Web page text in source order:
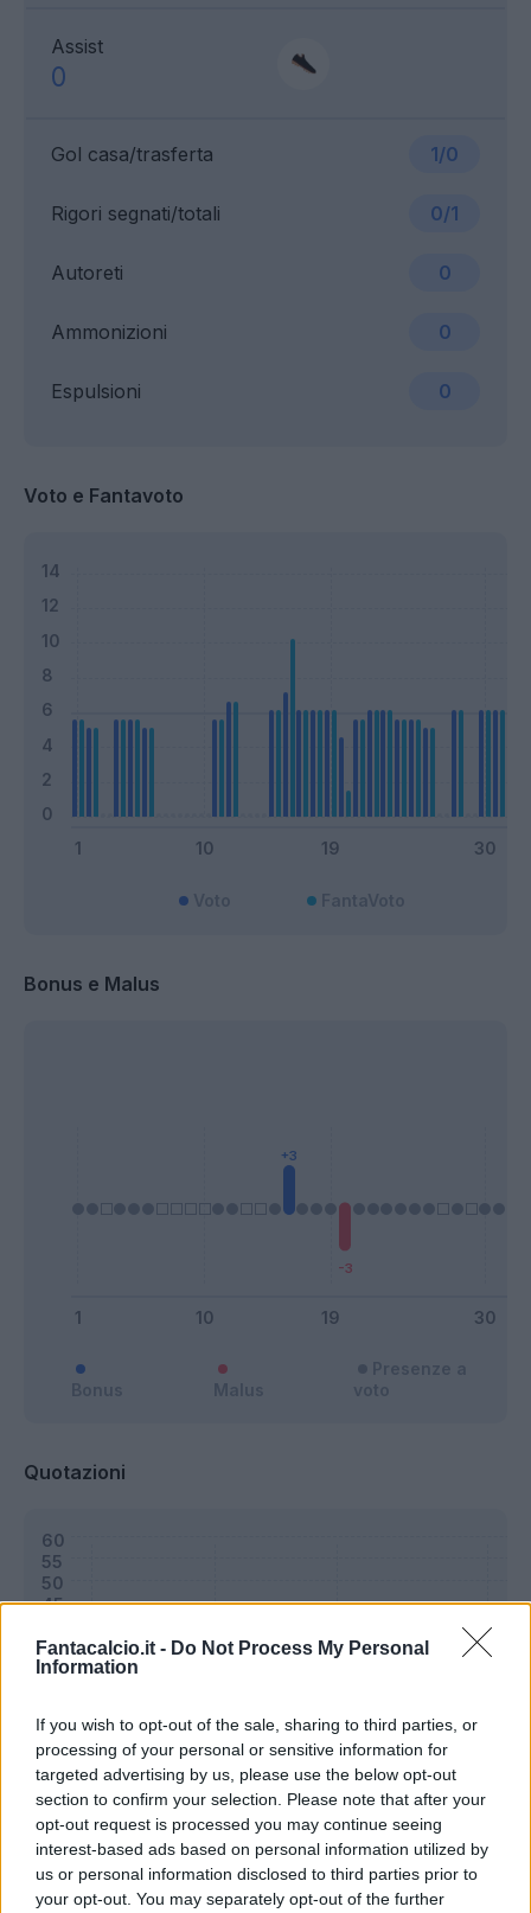
Fantacalcio.it - Do Not Process My Personal
Information
If you wish to opt-out of the sale, sharing to third parties, or
processing of your personal or sensitive information for
targeted advertising by us, please use the below opt-out
section to confirm your selection. Please note that after your
opt-out request is processed you may continue seeing
interest-based ads based on personal information utilized by
us or personal information disclosed to third parties prior to
your opt-out. You may separately opt-out of the further
Assist
0
Gol casa/trasferta 1/0
Ammonizioni 0
Rigori segnati/totali 0/1
Espulsioni 0
Autoreti 0
Voto e Fantavoto
Bonus e Malus
Quotazioni
Classic Mantra